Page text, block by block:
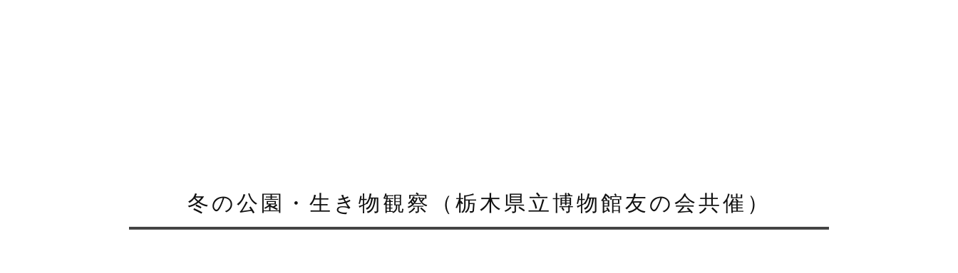
冬の公園・生き物観察（栃木県立博物館友の会共催）